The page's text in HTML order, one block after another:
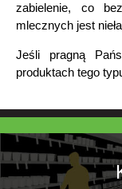
zabielenie, co
mlecznych jest
Jeśli pragną
produktach tego